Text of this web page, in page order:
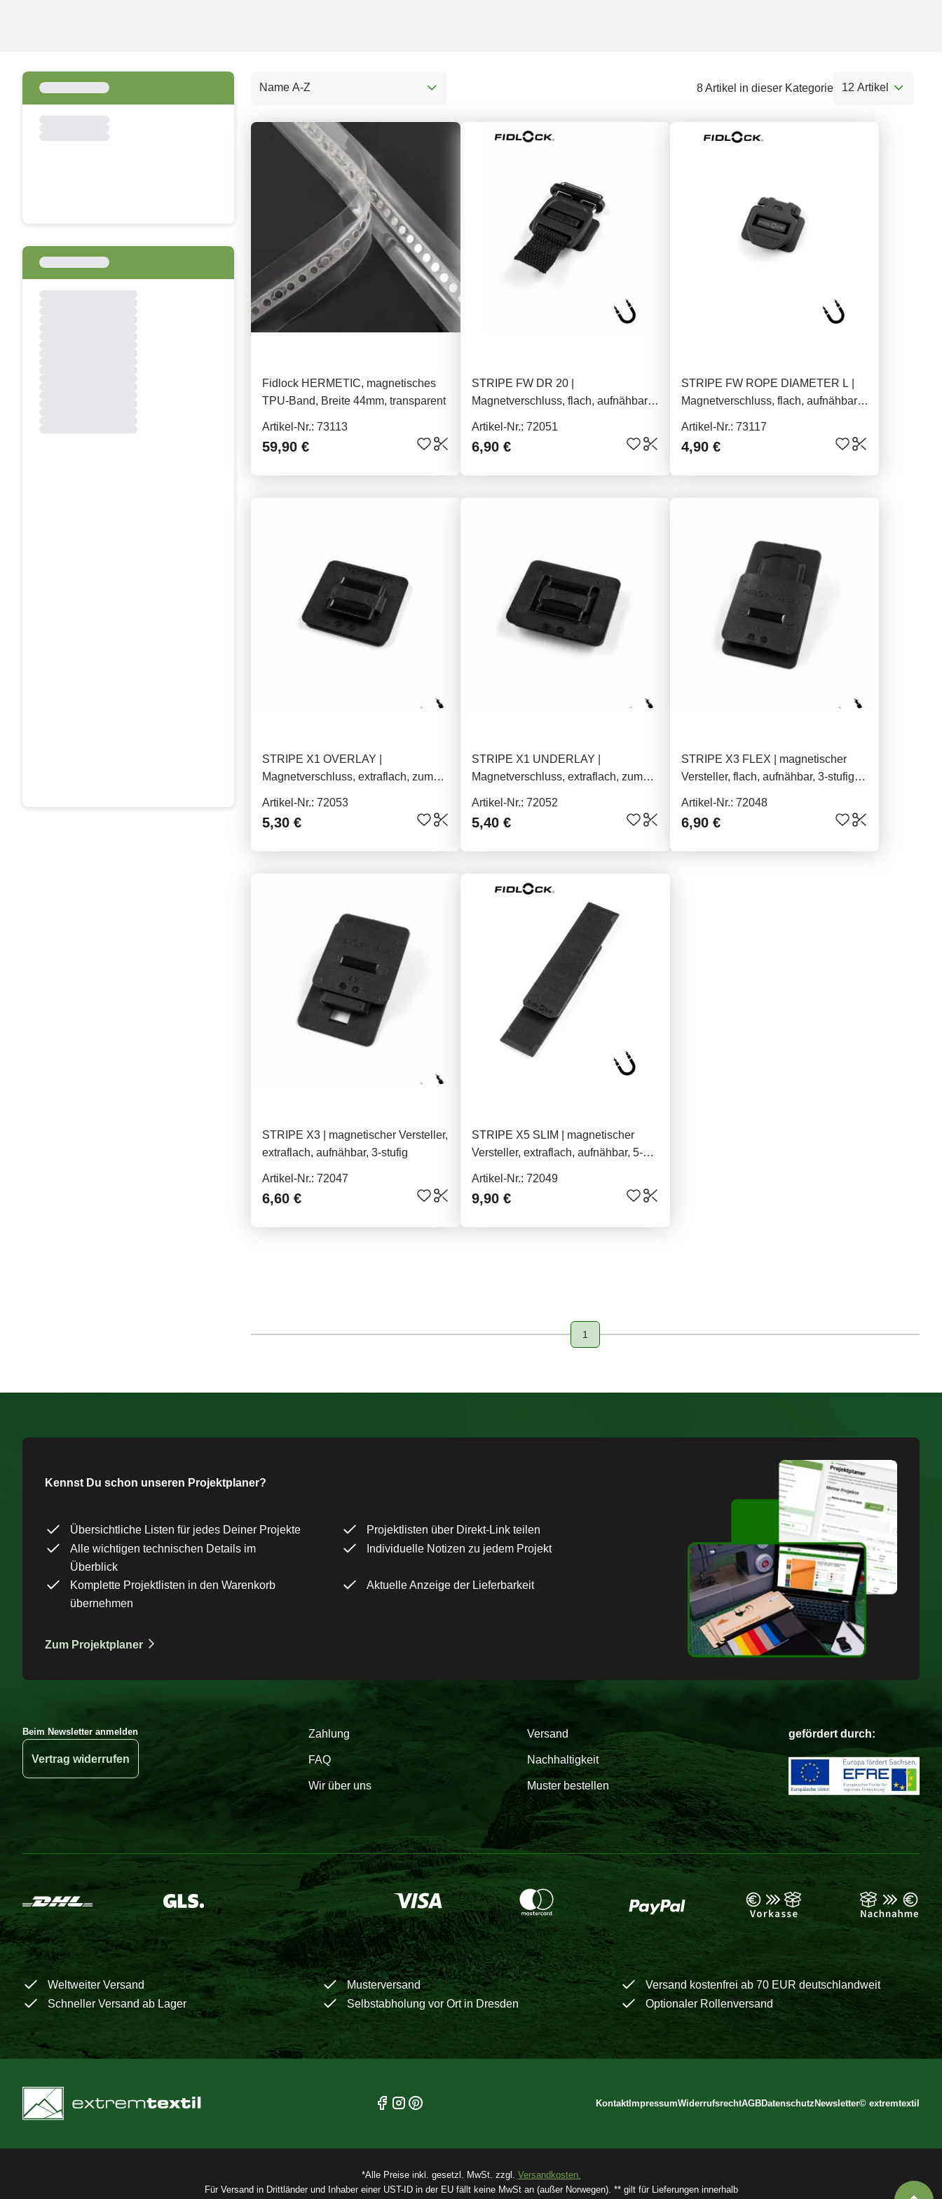
Name A-Z 8 Artikel in dieser Kategorie 12 Artikel
Fidlock HERMETIC, magnetisches
TPU-Band, Breite 44mm, transparent
Artikel-Nr.: 73113
59,90 €
STRIPE FW DR 20 |
Magnetverschluss, flach, aufnähbar,
Artikel-Nr.: 72051
6,90 €
STRIPE FW ROPE DIAMETER L |
Magnetverschluss, flach, aufnähbar,
Artikel-Nr.: 73117
4,90 €
STRIPE X1 OVERLAY |
Magnetverschluss, extraflach, zum
Artikel-Nr.: 72053
5,30 €
STRIPE X1 UNDERLAY |
Magnetverschluss, extraflach, zum
Artikel-Nr.: 72052
5,40 €
STRIPE X3 FLEX | magnetischer
Versteller, flach, aufnähbar, 3-stufig,
Artikel-Nr.: 72048
6,90 €
STRIPE X3 | magnetischer Versteller,
extraflach, aufnähbar, 3-stufig
Artikel-Nr.: 72047
6,60 €
STRIPE X5 SLIM | magnetischer
Versteller, extraflach, aufnähbar, 5-
Artikel-Nr.: 72049
9,90 €
Page
1
Kennst Du schon unseren Projektplaner?
Übersichtliche Listen für jedes Deiner Projekte
Projektlisten über Direkt-Link teilen
Alle wichtigen technischen Details im
Überblick
Individuelle Notizen zu jedem Projekt
Komplette Projektlisten in den Warenkorb
übernehmen
Aktuelle Anzeige der Lieferbarkeit
Zum Projektplaner
Beim Newsletter anmelden
Vertrag widerrufen
Zahlung Versand
FAQ Nachhaltigkeit
Wir über uns Muster bestellen
gefördert durch:
Weltweiter Versand Musterversand
Versand kostenfrei ab 70 EUR deutschlandweit
Schneller Versand ab Lager
Selbstabholung vor Ort in Dresden Optionaler Rollenversand
KontaktImpressumWiderrufsrechtAGBDatenschutz Newsletter© extremtextil
*Alle Preise inkl. gesetzl. MwSt. zzgl. Versandkosten.
Für Versand in Drittländer und Inhaber einer UST-ID in der EU fällt keine MwSt an (außer Norwegen). ** gilt für Lieferungen innerhalb